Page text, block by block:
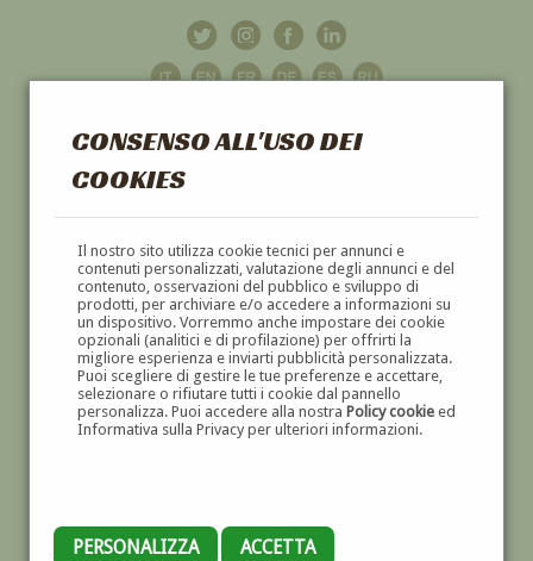
CONSENSO ALL'USO DEI
COOKIES
Il nostro sito utilizza cookie tecnici per annunci e
contenuti personalizzati, valutazione degli annunci e del
contenuto, osservazioni del pubblico e sviluppo di
prodotti, per archiviare e/o accedere a informazioni su
un dispositivo. Vorremmo anche impostare dei cookie
opzionali (analitici e di profilazione) per offrirti la
migliore esperienza e inviarti pubblicità personalizzata.
Puoi scegliere di gestire le tue preferenze e accettare,
selezionare o rifiutare tutti i cookie dal pannello
personalizza. Puoi accedere alla nostra Policy cookieed
Informativa sulla Privacy per ulteriori informazioni.
PERSONALIZZA ACCETTA
GALLERIAD'ARTE
DIPINTI E SCULTURE '800 E '900